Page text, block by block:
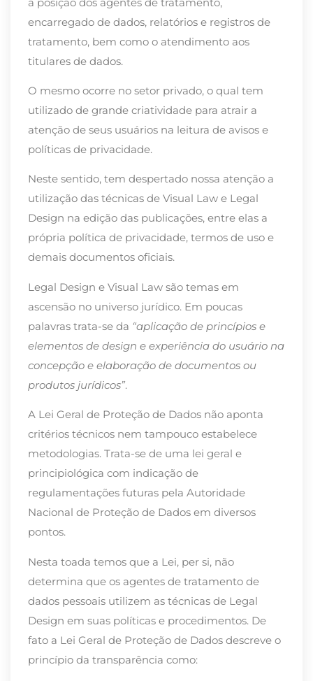
encarregado de dados, relatórios e registros de
tratamento, bem como o atendimento aos
titulares de dados.
O mesmo ocorre no setor privado, o qual tem
utilizado de grande criatividade para atrair a
atenção de seus usuários na leitura de avisos e
políticas de privacidade.
Neste sentido, tem despertado nossa atenção a
utilização das técnicas de Visual Law e Legal
Design na edição das publicações, entre elas a
própria política de privacidade, termos de uso e
demais documentos oficiais.
Legal Design e Visual Law são temas em
ascensão no universo jurídico. Em poucas
palavras trata-se da “aplicação de princípios e
elementos de design e experiência do usuário na
concepção e elaboração de documentos ou
produtos jurídicos”.
A Lei Geral de Proteção de Dados não aponta
critérios técnicos nem tampouco estabelece
metodologias. Trata-se de uma lei geral e
principiológica com indicação de
regulamentações futuras pela Autoridade
Nacional de Proteção de Dados em diversos
pontos.
Nesta toada temos que a Lei, per si, não
determina que os agentes de tratamento de
dados pessoais utilizem as técnicas de Legal
Design em suas políticas e procedimentos. De
fato a Lei Geral de Proteção de Dados descreve o
princípio da transparência como: